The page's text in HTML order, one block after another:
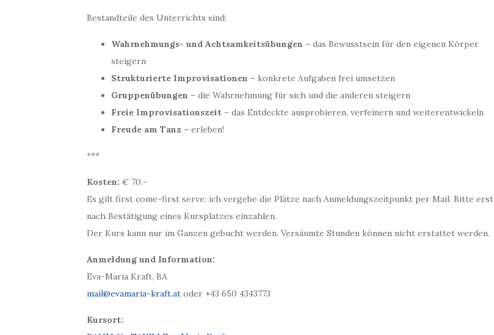
Bestandteile des Unterrichts sind:
Wahrnehmungs- und Achtsamkeitsübungen – das Bewusstsein für den eigenen Körper
steigern
Strukturierte Improvisationen – konkrete Aufgaben frei umsetzen
Gruppenübungen – die Wahrnehmung für sich und die anderen steigern
Freie Improvisationszeit – das Entdeckte ausprobieren, verfeinern und weiterentwickeln
Freude am Tanz – erleben!
***
Kosten: € 70.-
Es gilt first come-first serve: ich vergebe die Plätze nach Anmeldungszeitpunkt per Mail. Bitte erst
nach Bestätigung eines Kursplatzes einzahlen.
Der Kurs kann nur im Ganzen gebucht werden. Versäumte Stunden können nicht erstattet werden.
Anmeldung und Information:
Eva-Maria Kraft, BA
mail@evamaria-kraft.at oder +43 650 4343773
Kursort: